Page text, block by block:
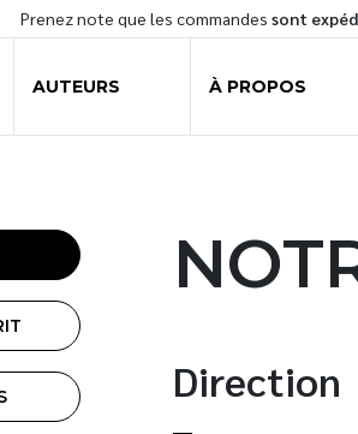
Prenez note que les commandes sont
AUTEURS À PROPOS
Direction